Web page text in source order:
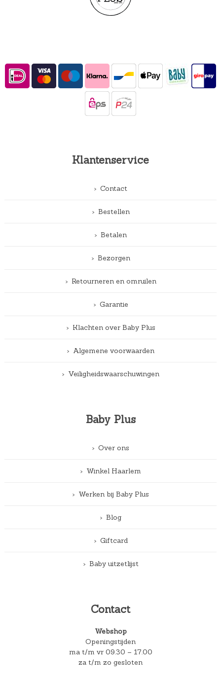
Klantenservice
Contact
Bestellen
Betalen
Bezorgen
Retourneren en omruilen
Garantie
Klachten over Baby Plus
Algemene voorwaarden
Veiligheidswaarschuwingen
Baby Plus
Over ons
Winkel Haarlem
Werken bij Baby Plus
Blog
Giftcard
Baby uitzetlijst
Contact
Webshop
Openingstijden
ma t/m vr 09.30 – 17.00
za t/m zo gesloten